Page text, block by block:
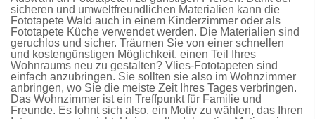
sicheren und umweltfreundlichen Materialien kann die
Fototapete Wald auch in einem Kinderzimmer oder als
Fototapete Küche verwendet werden. Die Materialien sind
geruchlos und sicher. Träumen Sie von einer schnellen
und kostengünstigen Möglichkeit, einen Teil Ihres
Wohnraums neu zu gestalten? Vlies-Fototapeten sind
einfach anzubringen. Sie sollten sie also im Wohnzimmer
anbringen, wo Sie die meiste Zeit Ihres Tages verbringen.
Das Wohnzimmer ist ein Treffpunkt für Familie und
Freunde. Es lohnt sich also, ein Motiv zu wählen, das Ihren